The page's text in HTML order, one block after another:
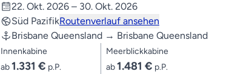
22. Okt. 2026 – 30. Okt. 2026
Süd PazifikRoutenverlauf ansehen
Brisbane Queensland → Brisbane Queensland
Innenkabine
ab1.331 € p.P.
Meerblickkabine
ab1.481 € p.P.